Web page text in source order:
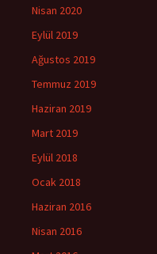
Nisan 2020
Eylül 2019
Ağustos 2019
Temmuz 2019
Haziran 2019
Mart 2019
Eylül 2018
Ocak 2018
Haziran 2016
Nisan 2016